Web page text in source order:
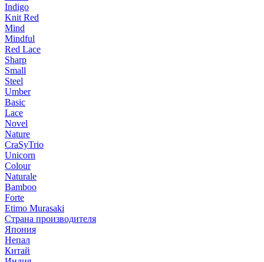
Indigo
Knit Red
Mind
Mindful
Red Lace
Sharp
Small
Steel
Umber
Basic
Lace
Novel
Nature
CraSyTrio
Unicorn
Colour
Naturale
Bamboo
Forte
Etimo Murasaki
Страна производителя
Япония
Непал
Китай